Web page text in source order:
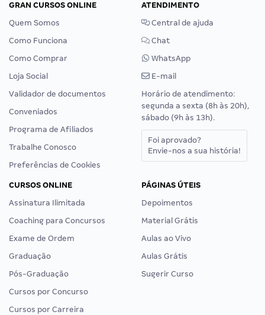
GRAN CURSOS ONLINE
Quem Somos
Como Funciona
Como Comprar
Loja Social
Validador de documentos
Conveniados
Programa de Afiliados
Trabalhe Conosco
Preferências de Cookies
ATENDIMENTO
Central de ajuda
Chat
WhatsApp
E-mail
Horário de atendimento:
segunda a sexta (8h às 20h),
sábado (9h às 13h).
Foi aprovado?
Envie-nos a sua história!
CURSOS ONLINE
Assinatura Ilimitada
Coaching para Concursos
Exame de Ordem
Graduação
Pós-Graduação
Cursos por Concurso
Cursos por Carreira
PÁGINAS ÚTEIS
Depoimentos
Material Grátis
Aulas ao Vivo
Aulas Grátis
Sugerir Curso